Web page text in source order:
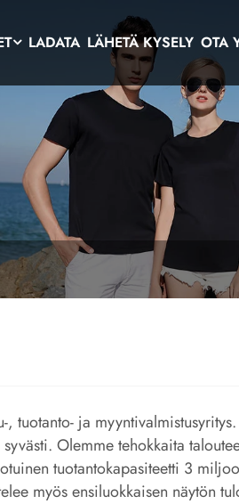
LADATA LÄHETÄ KYSELY OTA
ja
Olemme tehokkaita
tuotantokapasiteetti 3
myös ensiluokkaisen näytön